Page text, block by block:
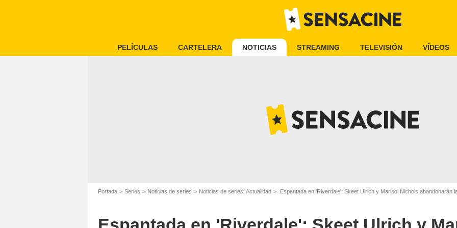
PELÍCULAS CARTELERA NOTICIAS STREAMING TELEVISIÓN VÍDEOS
Portada Series Noticias de series Noticias de series: Actualidad Espantada en 'Riverdale': Skeet Ulrich y Marisol Nichols abandonarán